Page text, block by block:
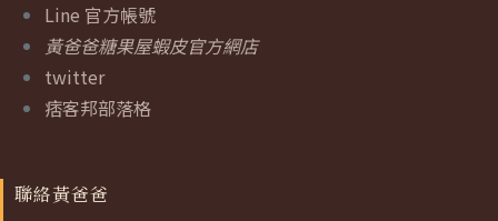
Line 官方帳號
黃爸爸糖果屋蝦皮官方網店
twitter
痞客邦部落格
聯絡黃爸爸